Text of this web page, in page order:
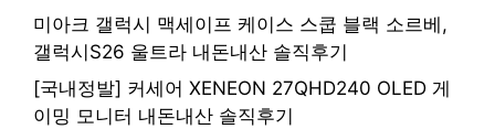
미아크 갤럭시 맥세이프 케이스 스쿱 블랙 소르베,
갤럭시S26 울트라 내돈내산 솔직후기
[국내정발] 커세어 XENEON 27QHD240 OLED 게
이밍 모니터 내돈내산 솔직후기